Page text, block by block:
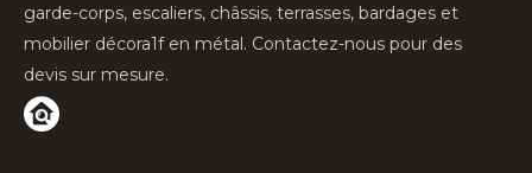
garde-corps, escaliers, châssis, terrasses, bardages et
mobilier décora1f en métal. Contactez-nous pour des
devis sur mesure.